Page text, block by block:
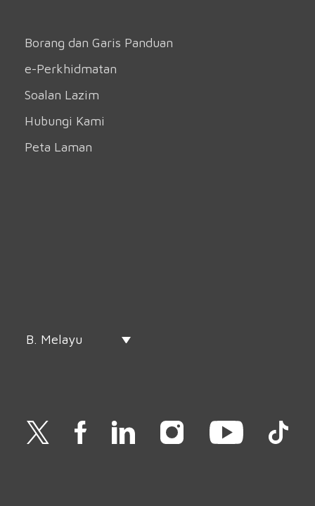
Borang dan Garis Panduan
e-Perkhidmatan
Soalan Lazim
Hubungi Kami
Peta Laman
B. Melayu